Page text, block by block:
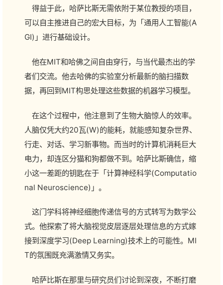
得益于此，哈萨比斯无需依附于某位教授的项目，
可以自主推进自己的宏大目标，为「通用人工智能(A
GI)」进行基础设计。
他在MIT和哈佛之间自由穿行，与当代最杰出的学
者们交流。他去哈佛的实验室分析最新的脑扫描数
据，再回到MIT构思处理这些数据的机器学习模型。
在这个过程中，他注意到了生物大脑惊人的效率。
人脑仅凭大约20瓦(W)的能耗，就能感知复杂世界、
行走、对话、学习新事物。而当时的计算机消耗巨大
电力，却连区分猫和狗都做不到。哈萨比斯确信，缩
小这一差距的钥匙在于「计算神经科学(Computatio
nal Neuroscience)」。
这门学科将神经细胞传递信号的方式转写为数学公
式。他探索了将大脑视觉皮层逐层处理信息的方式嫁
接到深度学习(Deep Learning)技术上的可能性。MI
T的氛围既充满激情又务实。
哈萨比斯在那里与研究员们讨论到深夜，不断打磨